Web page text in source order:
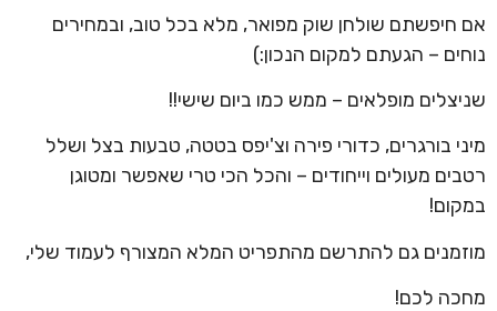
אם חיפשתם שולחן שוק מפואר, מלא בכל טוב, ובמחירים
נוחים – הגעתם למקום הנכון:)
שניצלים מופלאים – ממש כמו ביום שישי!!
מיני בורגרים, כדורי פירה וצ'יפס בטטה, טבעות בצל ושלל
רטבים מעולים וייחודים – והכל הכי טרי שאפשר ומטוגן
במקום!
מוזמנים גם להתרשם מהתפריט המלא המצורף לעמוד שלי,
מחכה לכם!